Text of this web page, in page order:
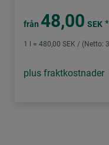
från 48,00 SEK *
1 l = 480,00 SEK / (Netto:
plus fraktkostnader